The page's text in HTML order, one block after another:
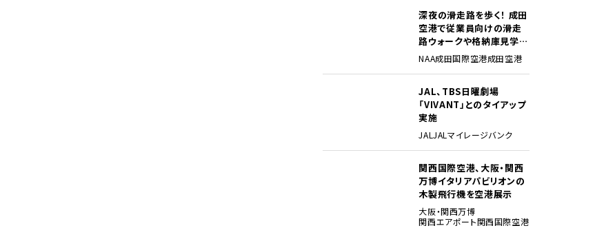
深夜の滑走路を歩く！ 成田
空港で従業員向けの滑走
路ウォークや格納庫見学イ
ベントを初開催
NAA成田国際空港成田空港
JAL、TBS日曜劇場
「VIVANT」とのタイアップ
実施
JALJALマイレージバンク
関西国際空港、大阪・関西
万博イタリアパビリオンの
木製飛行機を空港展示
大阪・関西万博
関西エアポート関西国際空港